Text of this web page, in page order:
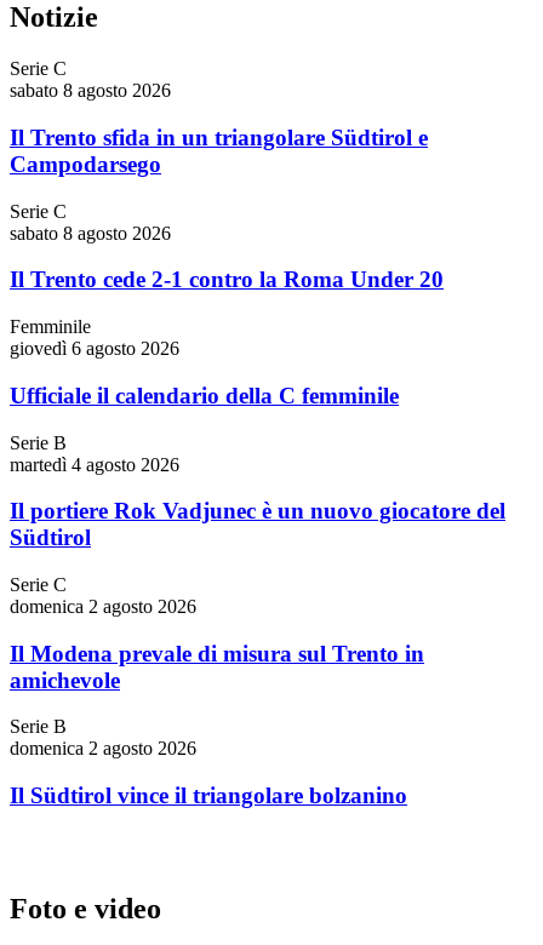
Notizie
Serie C
sabato 8 agosto 2026
Il Trento sfida in un triangolare Südtirol e
Campodarsego
Serie C
sabato 8 agosto 2026
Il Trento cede 2-1 contro la Roma Under 20
Femminile
giovedì 6 agosto 2026
Ufficiale il calendario della C femminile
Serie B
martedì 4 agosto 2026
Il portiere Rok Vadjunec è un nuovo giocatore del
Südtirol
Serie C
domenica 2 agosto 2026
Il Modena prevale di misura sul Trento in
amichevole
Serie B
domenica 2 agosto 2026
Il Südtirol vince il triangolare bolzanino
Foto e video